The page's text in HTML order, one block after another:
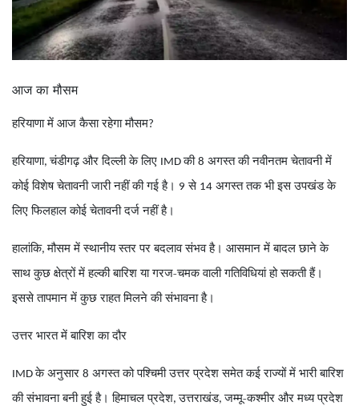
आज का मौसम
हरियाणा में आज कैसा रहेगा मौसम?
हरियाणा,चंडीगढ़ और दिल्ली के लिए IMDकी 8 अगस्त की नवीनतम चेतावनी में
कोई विशेष चेतावनी जारी नहीं की गई है। 9 से 14 अगस्त तक भी इस उपखंड के
लिए फिलहाल कोई चेतावनी दर्ज नहीं है।
हालांकि,मौसम में स्थानीय स्तर पर बदलाव संभव है। आसमान में बादल छाने के
साथ कुछ क्षेत्रों में हल्की बारिश या गरज-चमक वाली गतिविधियां हो सकती हैं।
इससे तापमान में कुछ राहत मिलने की संभावना है।
उत्तर भारत में बारिश का दौर
IMDके अनुसार 8 अगस्त को पश्चिमी उत्तर प्रदेश समेत कई राज्यों में भारी बारिश
की संभावना बनी हुई है। हिमाचल प्रदेश,उत्तराखंड,जम्मू-कश्मीर और मध्य प्रदेश